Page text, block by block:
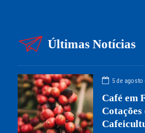
Últimas Notícias
5 de agosto
Café em